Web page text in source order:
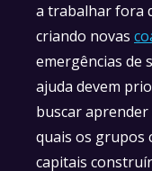
a trabalhar fora
criando novas
emergências de
ajuda devem
buscar aprender
quais os grupos
capitais